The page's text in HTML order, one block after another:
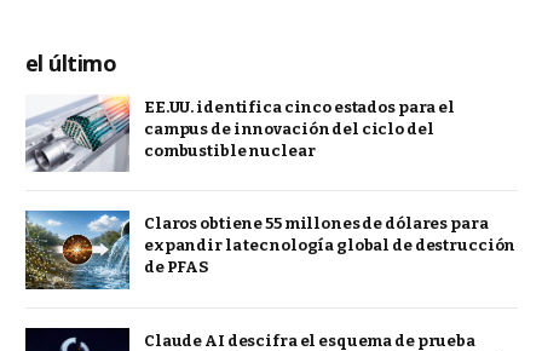
el último
EE.UU. identifica cinco estados para el
campus de innovación del ciclo del
combustible nuclear
Claros obtiene 55 millones de dólares para
expandir la tecnología global de destrucción
de PFAS
Claude AI descifra el esquema de prueba